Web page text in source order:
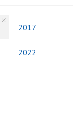
2017
2022